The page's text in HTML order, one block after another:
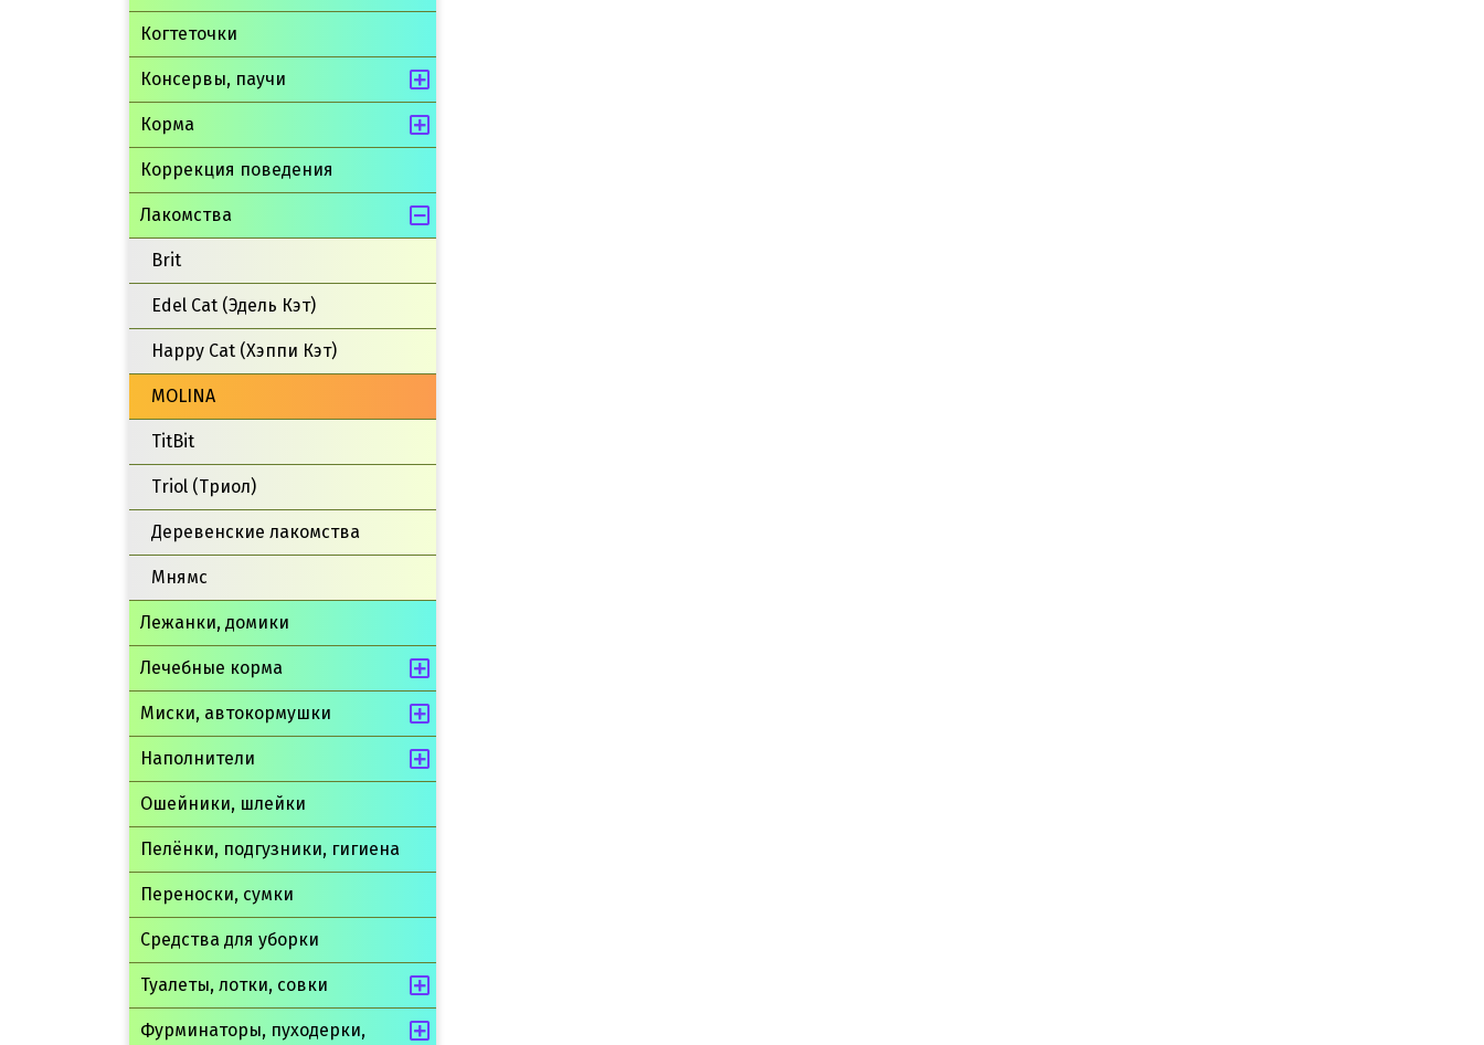
Когтеточки
Консервы, паучи
Корма
Коррекция поведения
Лакомства
Brit
Edel Cat (Эдель Кэт)
Happy Cat (Хэппи Кэт)
MOLINA
TitBit
Triol (Триол)
Деревенские лакомства
Мнямс
Лежанки, домики
Лечебные корма
Миски, автокормушки
Наполнители
Ошейники, шлейки
Пелёнки, подгузники, гигиена
Переноски, сумки
Средства для уборки
Туалеты, лотки, совки
Фурминаторы, пуходерки,